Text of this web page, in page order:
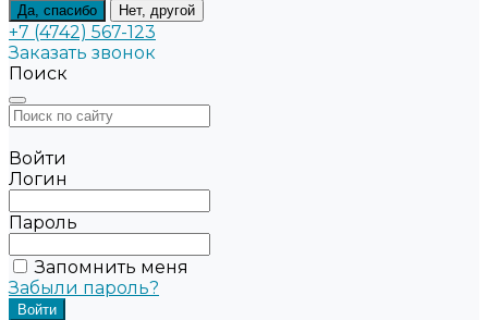
Да, спасибо Нет, другой
+7 (4742) 567-123
Заказать звонок
Поиск
Войти
Логин
Пароль
Запомнить меня
Забыли пароль?